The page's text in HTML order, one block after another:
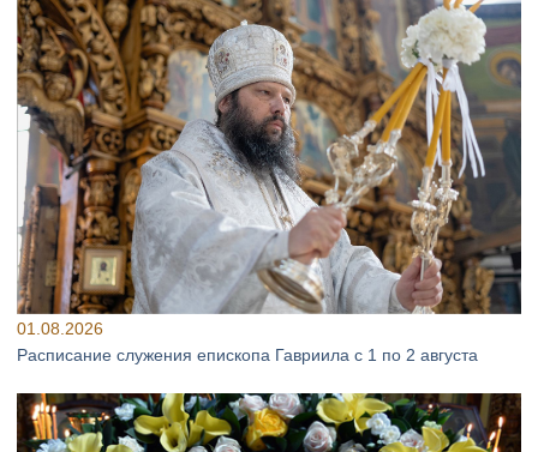
01.08.2026
Расписание служения епископа Гавриила с 1 по 2 августа